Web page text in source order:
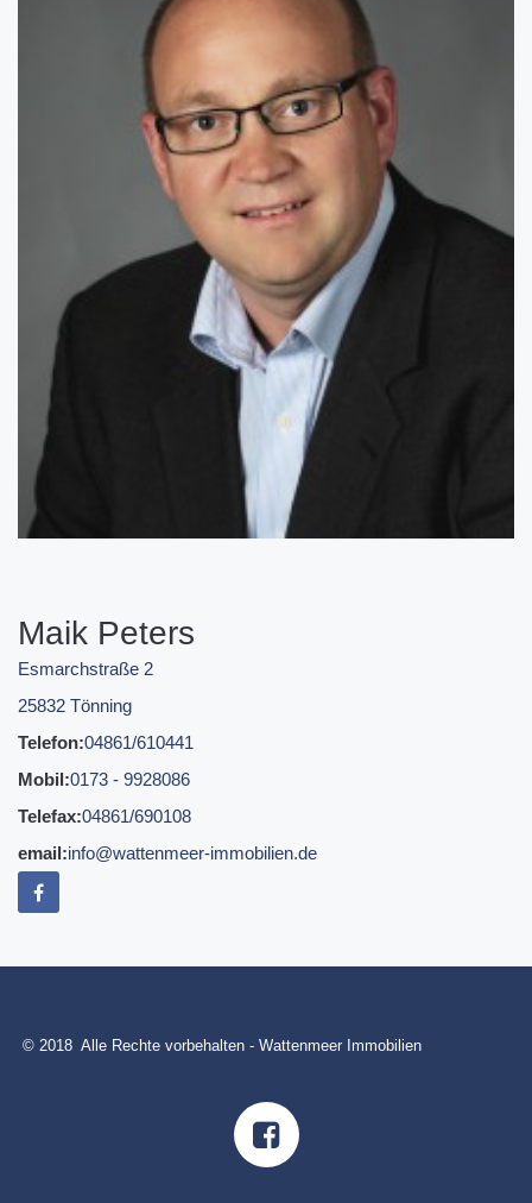
Maik Peters
Esmarchstraße 2
25832 Tönning
Telefon:04861/610441
Mobil:0173 - 9928086
Telefax:04861/690108
email:info@wattenmeer-immobilien.de
© 2018 Alle Rechte vorbehalten - Wattenmeer Immobilien